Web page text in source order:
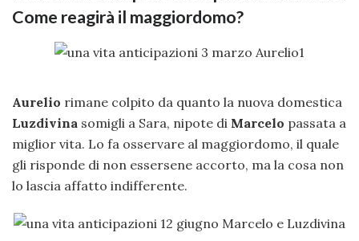
Come reagirà il maggiordomo?
Aurelio rimane colpito da quanto la nuova domestica
Luzdivina somigli a Sara, nipote di Marcelo passata a
miglior vita. Lo fa osservare al maggiordomo, il quale
gli risponde di non essersene accorto, ma la cosa non
lo lascia affatto indifferente.